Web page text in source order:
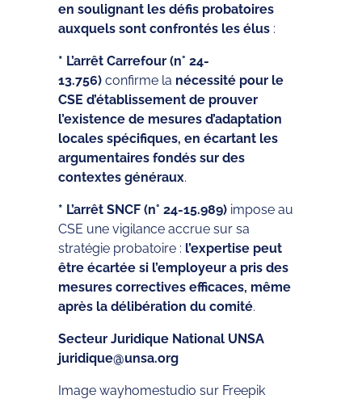
en soulignant les défis probatoires
auxquels sont confrontés les élus :
* L’arrêt Carrefour (n° 24-
13.756) confirme la nécessité pour le
CSE d’établissement de prouver
l’existence de mesures d’adaptation
locales spécifiques, en écartant les
argumentaires fondés sur des
contextes généraux.
* L’arrêt SNCF (n° 24-15.989) impose au
CSE une vigilance accrue sur sa
stratégie probatoire : l’expertise peut
être écartée si l’employeur a pris des
mesures correctives efficaces, même
après la délibération du comité.
Secteur Juridique National UNSA
juridique@unsa.org
Image wayhomestudio sur Freepik